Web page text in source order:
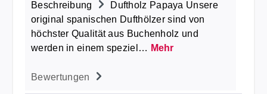
Beschreibung
Duftholz Papaya Unsere
original spanischen Dufthölzer sind von
höchster Qualität aus Buchenholz und
werden in einem speziel… Mehr
Bewertungen